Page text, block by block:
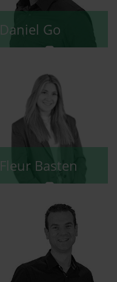
Daniel Go
Fleur Basten